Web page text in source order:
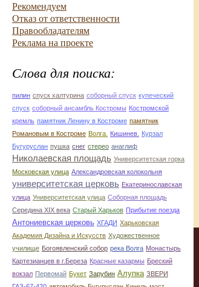
Рекомендуем
Отказ от ответственности
Правообладателям
Реклама на проекте
Слова для поиска:
пилин спуск халтурина соборный спуск купеческий
спуск соборный ансамбль Костромы Костромской
кремль памятник Ленину в Костроме памятник
Романовым в Костроме Волга. Кишинев.
Курзал
Бугуруслан пушка снег стерео анаглиф
Николаевская площадь Университетская горка
Московская улица Александровская колокольня
университетская церковь Екатеринославская
улица Университетская улица Соборная площадь
Середина XIX века Старый Харьков Прибытие поезда
Антониевская церковь ХГАДИ Харьковская
Академия Дизайна и Искусств Художественное
училище Богоявленский собор река Волга Монастырь
Картезианцев в г.Береза Красные казармы Бреский
вокзал Первомай Букет Зарубин Алупка ЗВЕРИ